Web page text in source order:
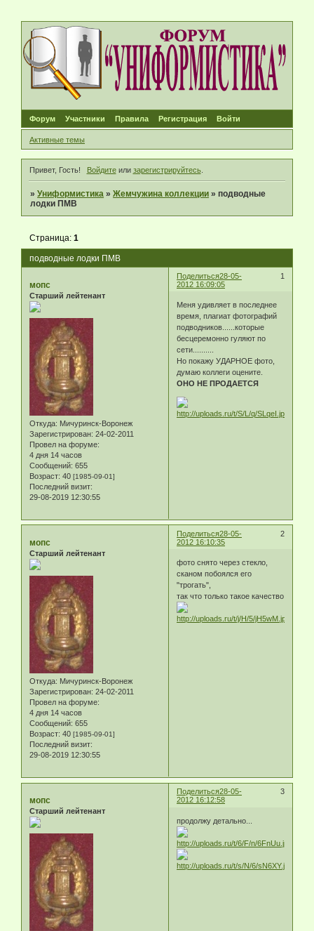
Форум Участники Правила Регистрация Войти
Активные темы
Привет, Гость! Войдитеили зарегистрируйтесь.
»Униформистика »Жемчужина коллекции »подводные
лодки ПМВ
подводные лодки ПМВ
Страница:1
Поделиться 1
28-05-
2012 16:09:05
мопс
Старший лейтенант
Откуда: Мичуринск-Воронеж
Зарегистрирован: 24-02-2011
Провел на форуме:
4 дня 14 часов
Сообщений: 655
Возраст: 40 [1985-09-01]
Последний визит:
29-08-2019 12:30:55
Меня удивляет в последнее
время, плагиат фотографий
подводников......которые
бесцеремонно гуляют по
сети..........
Но покажу УДАРНОЕ фото,
думаю коллеги оцените.
ОНО НЕ ПРОДАЕТСЯ
Поделиться 2
28-05-
2012 16:10:35
мопс
Старший лейтенант
Откуда: Мичуринск-Воронеж
Зарегистрирован: 24-02-2011
Провел на форуме:
4 дня 14 часов
Сообщений: 655
Возраст: 40 [1985-09-01]
Последний визит:
29-08-2019 12:30:55
фото снято через стекло,
сканом побоялся его
"трогать",
так что только такое качество
Поделиться 3
28-05-
2012 16:12:58
мопс
Старший лейтенант
продолжу детально...